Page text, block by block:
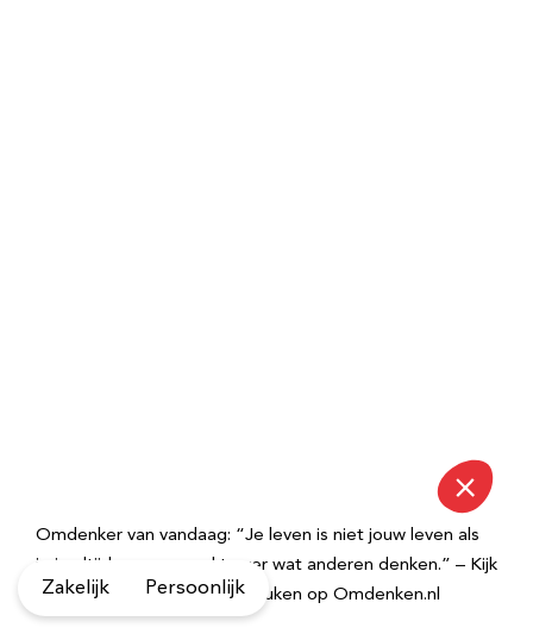
Omdenker van vandaag: “Je leven is niet jouw leven als
je je altijd zorgen maakt over wat anderen denken.” – Kijk
voor meer inspirerende spreuken op Omdenken.nl
Zakelijk Persoonlijk